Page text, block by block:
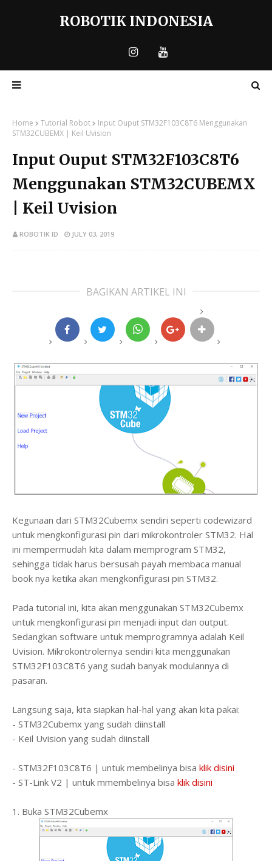
ROBOTIK INDONESIA
Home Tutorial Robot
Input Ouput STM32F103C8T6 Menggunakan
STM32CUBEMX | Keil Uvision
Input Ouput STM32F103C8T6
Menggunakan STM32CUBEMX
| Keil Uvision
ROBOTIK ID JULY 03, 2019
BAGIKAN ARTIKEL INI
Kegunaan dari STM32Cubemx sendiri seperti codewizard
untuk mengkonfigurasi pin dari mikrokontroler STM32. Hal
ini mempermudah kita dalam memprogram STM32,
sehingga tidak harus bersusah payah membaca manual
book nya ketika akan mengkonfigurasi pin STM32.
Pada tutorial ini, kita akan menggunakan STM32Cubemx
untuk mengkonfigurasi pin menjadi input dan output.
Sedangkan software untuk memprogramnya adalah Keil
Uvision. Mikrokontrolernya sendiri kita menggunakan
STM32F103C8T6 yang sudah banyak modulannya di
pasaran.
Langsung saja, kita siapkan hal-hal yang akan kita pakai:
- STM32Cubemx yang sudah diinstall
- Keil Uvision yang sudah diinstall
- STM32F103C8T6 | untuk membelinya bisa klik disini
- ST-Link V2 | untuk mmembelinya bisa klik disini
1. Buka STM32Cubemx